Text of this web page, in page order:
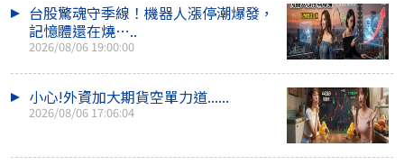
台股驚魂守季線！機器人漲停潮爆發，
記憶體還在燒…..
2026/08/06 19:00:00
小心!外資加大期貨空單力道......
2026/08/06 17:06:04